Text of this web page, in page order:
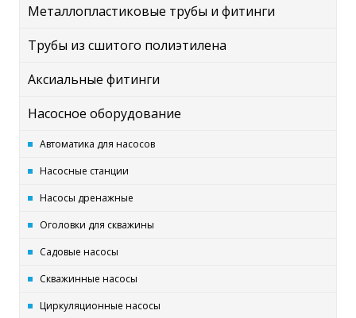
Металлопластиковые трубы и фитинги
Трубы из сшитого полиэтилена
Аксиальные фитинги
Насосное оборудование
Автоматика для насосов
Насосные станции
Насосы дренажные
Оголовки для скважины
Садовые насосы
Скважинные насосы
Циркуляционные насосы